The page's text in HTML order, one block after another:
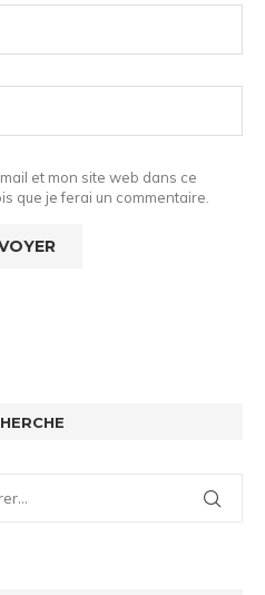
et mon site web dans ce
que je ferai un commentaire.